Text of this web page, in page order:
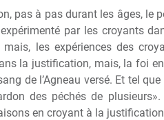
pas à pas durant les âges, le
par les croyants
mais, les expériences des
la justification, mais, la foi
de l’Agneau versé. Et tel
des péchés de
en croyant à la